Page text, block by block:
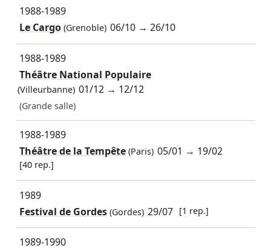
1988-1989
Le Cargo(Grenoble) 06/10 →26/10
1988-1989
Théâtre National Populaire
(Villeurbanne) 01/12 → 12/12
(Grande salle)
1988-1989
Théâtre de la Tempête(Paris) 05/01 → 19/02
[40 rep.]
1989
Festival de Gordes(Gordes) 29/07 [1 rep.]
1989-1990